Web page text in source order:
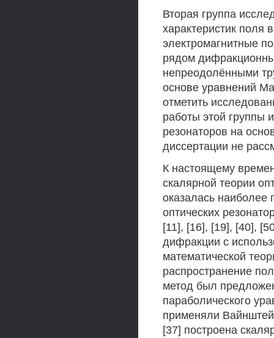
Вторая группа
характеристик поля
электромагнитные
рядом
непреодолёнными
основе уравнений
отметить
работы этой группы
резонаторов на
диссертации не
К настоящему
скалярной теории
оказалась наиболее
оптических
[11], [16], [19], [40],
дифракции с
математической
распространение
метод был
параболического
применяли
[37] построена